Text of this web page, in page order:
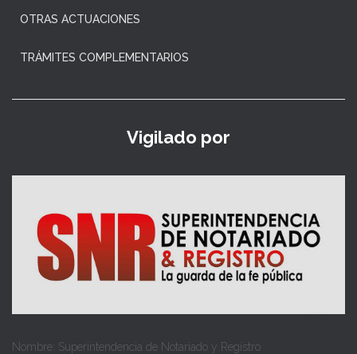
OTRAS ACTUACIONES
TRÁMITES COMPLEMENTARIOS
Vigilado por
Nombre: Superintendencia de Notariado y Registro